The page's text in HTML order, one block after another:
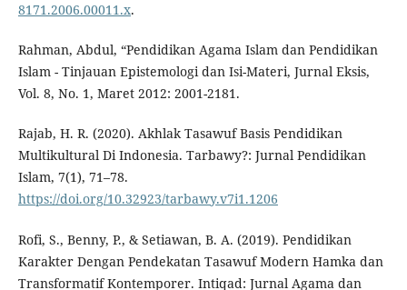
8171.2006.00011.x.
Rahman, Abdul, “Pendidikan Agama Islam dan Pendidikan
Islam - Tinjauan Epistemologi dan Isi-Materi, Jurnal Eksis,
Vol. 8, No. 1, Maret 2012: 2001-2181.
Rajab, H. R. (2020). Akhlak Tasawuf Basis Pendidikan
Multikultural Di Indonesia. Tarbawy?: Jurnal Pendidikan
Islam, 7(1), 71–78.
https://doi.org/10.32923/tarbawy.v7i1.1206
Rofi, S., Benny, P., & Setiawan, B. A. (2019). Pendidikan
Karakter Dengan Pendekatan Tasawuf Modern Hamka dan
Transformatif Kontemporer. Intiqad: Jurnal Agama dan